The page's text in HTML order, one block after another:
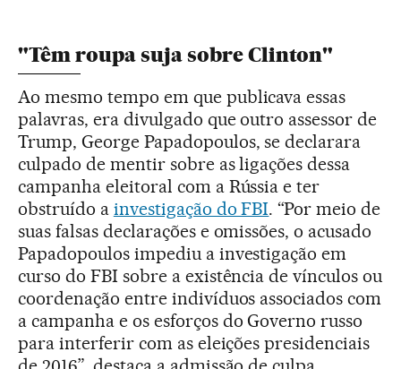
"Têm roupa suja sobre Clinton"
Ao mesmo tempo em que publicava essas
palavras, era divulgado que outro assessor de
Trump, George Papadopoulos, se declarara
culpado de mentir sobre as ligações dessa
campanha eleitoral com a Rússia e ter
obstruído a investigação do FBI. “Por meio de
suas falsas declarações e omissões, o acusado
Papadopoulos impediu a investigação em
curso do FBI sobre a existência de vínculos ou
coordenação entre indivíduos associados com
a campanha e os esforços do Governo russo
para interferir com as eleições presidenciais